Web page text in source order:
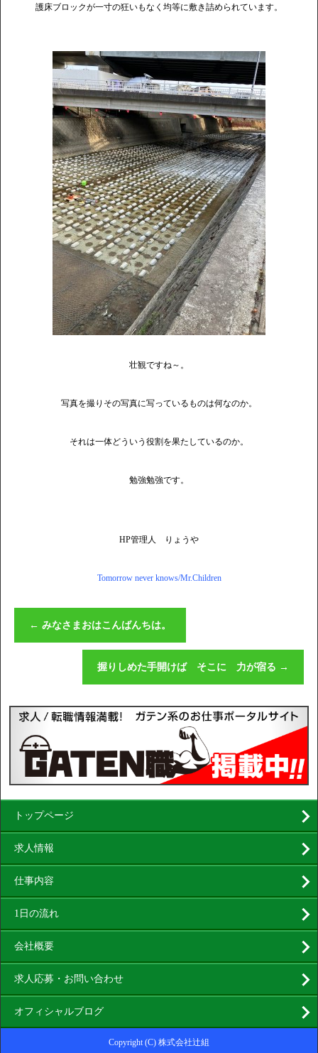
護床ブロックが一寸の狂いもなく均等に敷き詰められています。
壮観ですね～。
写真を撮りその写真に写っているものは何なのか。
それは一体どういう役割を果たしているのか。
勉強勉強です。
HP管理人 りょうや
Tomorrow never knows/Mr.Children
← みなさまおはこんばんちは。
握りしめた手開けば そこに 力が宿る →
トップページ
求人情報
仕事内容
1日の流れ
会社概要
求人応募・お問い合わせ
オフィシャルブログ
Copyright (C) 株式会社辻組